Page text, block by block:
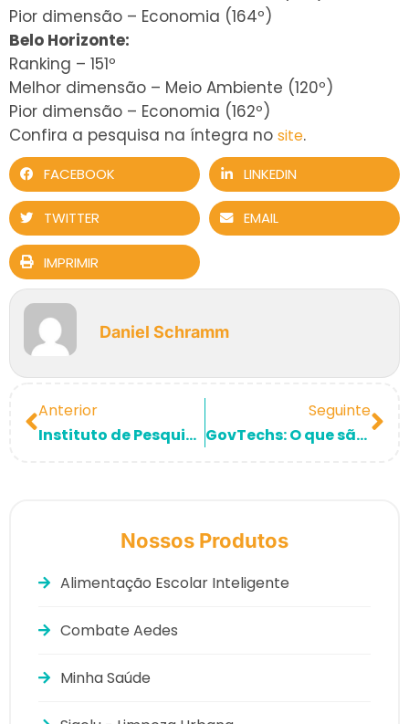
Pior dimensão – Economia (164º)
Belo Horizonte:
Ranking – 151º
Melhor dimensão – Meio Ambiente (120º)
Pior dimensão – Economia (162º)
Confira a pesquisa na íntegra no site.
FACEBOOK LINKEDIN
TWITTER EMAIL
IMPRIMIR
Daniel Schramm
Anterior
Instituto de Pesquisa do Jardim Botânico utiliza SIGELU Combate Aedes na luta contra o Aedes Aegypti!
Seguinte
GovTechs: O que são?
Nossos Produtos
Alimentação Escolar Inteligente
Combate Aedes
Minha Saúde